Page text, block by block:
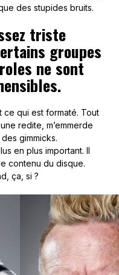
des stupides bruits.
triste
groupes
ne sont
ce qui est formaté. Tout
redite, m’emmerde
gimmicks.
en plus important. Il
contenu du disque.
ça, si ?